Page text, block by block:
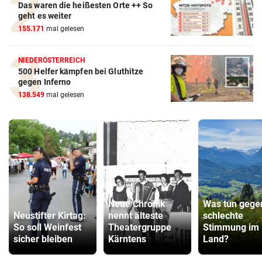
Das waren die heißesten Orte ++ So
geht es weiter
155.171 mal gelesen
NIEDERÖSTERREICH
500 Helfer kämpfen bei Gluthitze
gegen Inferno
138.549 mal gelesen
Neustifter Kirtag:
So soll Weinfest
sicher bleiben
Neue Chronik
nennt älteste
Theatergruppe
Kärntens
Was tun
schlechte
Stimmung im
Land?